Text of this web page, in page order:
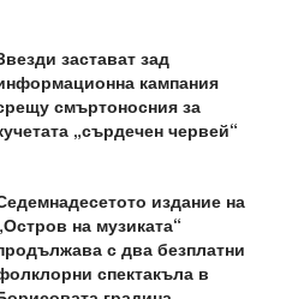
застават зад
кампания
смъртоносния за
„сърдечен червей“
издание на
на музиката“
с два безплатни
спектакъла в